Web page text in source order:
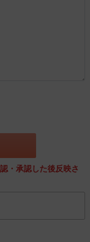
・承認した後反映さ